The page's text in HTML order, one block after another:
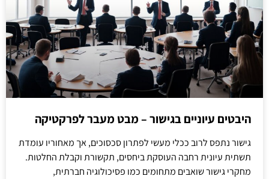
היבטים עיוניים בגישור – מבט מעבר לפרקטיקה
גישור נתפס לרוב ככלי מעשי לפתרון סכסוכים, אך מאחוריו עומדת
תשתית עיונית רחבה העוסקת ביחסים, תקשורת וקבלת החלטות.
מחקרי גישור שואבים מתחומים כמו פסיכולוגיה חברתית,